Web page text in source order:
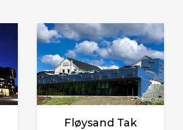
Fløysand Tak